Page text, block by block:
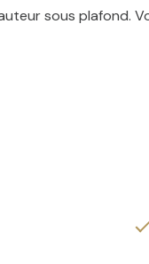
sous plafond.